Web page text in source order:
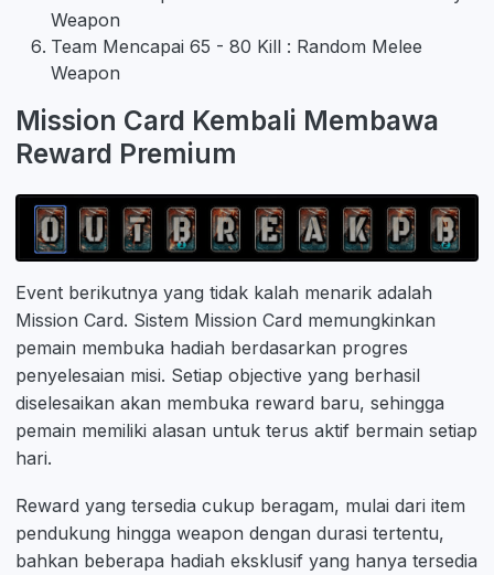
Weapon
Team Mencapai 65 - 80 Kill : Random Melee
Weapon
Mission Card Kembali Membawa
Reward Premium
Event berikutnya yang tidak kalah menarik adalah
Mission Card. Sistem Mission Card memungkinkan
pemain membuka hadiah berdasarkan progres
penyelesaian misi. Setiap objective yang berhasil
diselesaikan akan membuka reward baru, sehingga
pemain memiliki alasan untuk terus aktif bermain setiap
hari.
Reward yang tersedia cukup beragam, mulai dari item
pendukung hingga weapon dengan durasi tertentu,
bahkan beberapa hadiah eksklusif yang hanya tersedia